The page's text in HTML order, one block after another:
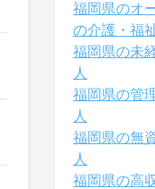
福岡県のオ
の介護・福
福岡県の未
人
福岡県の管
人
福岡県の無
人
福岡県の高